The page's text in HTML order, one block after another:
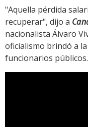
"Aquella pérdida
recuperar", dijo a
nacionalista Álvaro
oficialismo brindó a
funcionarios públicos.